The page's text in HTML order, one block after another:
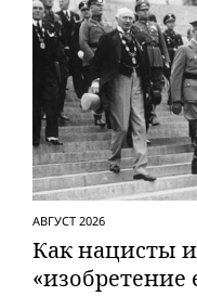
АВГУСТ 2026
Как нацисты
«изобретение